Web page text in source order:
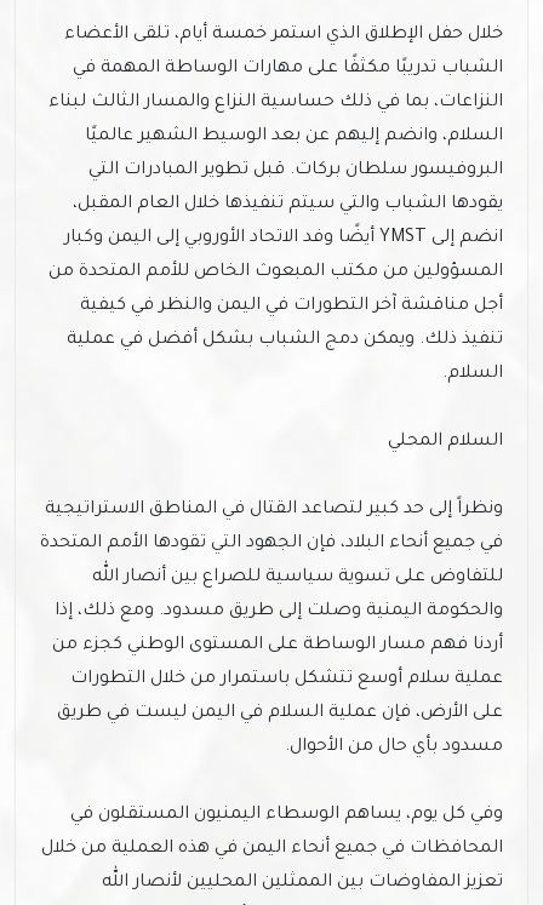
خلال حفل الإطلاق الذي استمر خمسة أيام، تلقى الأعضاء
الشباب تدريبًا مكثفًا على مهارات الوساطة المهمة في
النزاعات، بما في ذلك حساسية النزاع والمسار الثالث لبناء
السلام، وانضم إليهم عن بعد الوسيط الشهير عالميًا
البروفيسور سلطان بركات. قبل تطوير المبادرات التي
يقودها الشباب والتي سيتم تنفيذها خلال العام المقبل،
انضم إلى YMST أيضًا وفد الاتحاد الأوروبي إلى اليمن وكبار
المسؤولين من مكتب المبعوث الخاص للأمم المتحدة من
أجل مناقشة آخر التطورات في اليمن والنظر في كيفية
تنفيذ ذلك. ويمكن دمج الشباب بشكل أفضل في عملية
السلام.
السلام المحلي
ونظراً إلى حد كبير لتصاعد القتال في المناطق الاستراتيجية
في جميع أنحاء البلاد، فإن الجهود التي تقودها الأمم المتحدة
للتفاوض على تسوية سياسية للصراع بين أنصار الله
والحكومة اليمنية وصلت إلى طريق مسدود. ومع ذلك، إذا
أردنا فهم مسار الوساطة على المستوى الوطني كجزء من
عملية سلام أوسع تتشكل باستمرار من خلال التطورات
على الأرض، فإن عملية السلام في اليمن ليست في طريق
مسدود بأي حال من الأحوال.
وفي كل يوم، يساهم الوسطاء اليمنيون المستقلون في
المحافظات في جميع أنحاء اليمن في هذه العملية من خلال
تعزيز المفاوضات بين الممثلين المحليين لأنصار الله